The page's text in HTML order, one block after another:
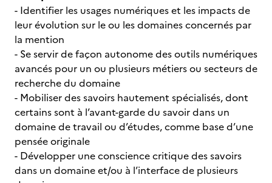
- Identifier les usages numériques et les impacts de
leur évolution sur le ou les domaines concernés par
la mention
- Se servir de façon autonome des outils numériques
avancés pour un ou plusieurs métiers ou secteurs de
recherche du domaine
- Mobiliser des savoirs hautement spécialisés, dont
certains sont à l’avant-garde du savoir dans un
domaine de travail ou d’études, comme base d’une
pensée originale
- Développer une conscience critique des savoirs
dans un domaine et/ou à l’interface de plusieurs